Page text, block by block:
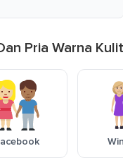
Pria Warna